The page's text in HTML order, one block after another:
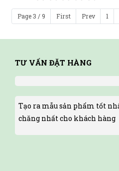
Page 3 / 9 First Prev 1
TƯ VẤN ĐẶT HÀNG
Tạo ra mẫu sản phẩm tốt
chăng nhất cho khách hàng